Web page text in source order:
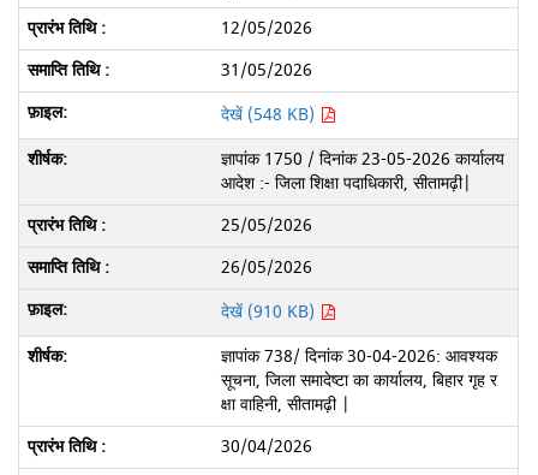
12/05/2026
31/05/2026
देखें (548 KB)
ज्ञापांक 1750 / दिनांक 23-05-2026 कार्यालय
आदेश :- जिला शिक्षा पदाधिकारी, सीतामढ़ी|
25/05/2026
26/05/2026
देखें (910 KB)
ज्ञापांक 738/ दिनांक 30-04-2026: आवश्यक
सूचना, जिला समादेष्टा का कार्यालय, बिहार गृह र
क्षा वाहिनी, सीतामढ़ी |
30/04/2026